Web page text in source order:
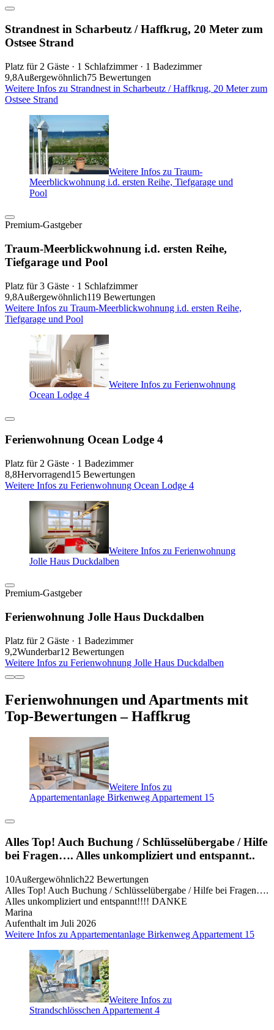
Strandnest in Scharbeutz / Haffkrug, 20 Meter zum
Ostsee Strand
Platz für 2 Gäste · 1 Schlafzimmer · 1 Badezimmer
9,8Außergewöhnlich75 Bewertungen
Weitere Infos zu Strandnest in Scharbeutz / Haffkrug, 20 Meter zum
Ostsee Strand
Weitere Infos zu Traum-
Meerblickwohnung i.d. ersten Reihe, Tiefgarage und
Pool
Premium-Gastgeber
Traum-Meerblickwohnung i.d. ersten Reihe,
Tiefgarage und Pool
Platz für 3 Gäste · 1 Schlafzimmer
9,8Außergewöhnlich119 Bewertungen
Weitere Infos zu Traum-Meerblickwohnung i.d. ersten Reihe,
Tiefgarage und Pool
Weitere Infos zu Ferienwohnung
Ocean Lodge 4
Ferienwohnung Ocean Lodge 4
Platz für 2 Gäste · 1 Badezimmer
8,8Hervorragend15 Bewertungen
Weitere Infos zu Ferienwohnung Ocean Lodge 4
Weitere Infos zu Ferienwohnung
Jolle Haus Duckdalben
Premium-Gastgeber
Ferienwohnung Jolle Haus Duckdalben
Platz für 2 Gäste · 1 Badezimmer
9,2Wunderbar12 Bewertungen
Weitere Infos zu Ferienwohnung Jolle Haus Duckdalben
Ferienwohnungen und Apartments mit
Top-Bewertungen – Haffkrug
Weitere Infos zu
Appartementanlage Birkenweg Appartement 15
Alles Top! Auch Buchung / Schlüsselübergabe / Hilfe
bei Fragen…. Alles unkompliziert und entspannt..
10Außergewöhnlich22 Bewertungen
Alles Top! Auch Buchung / Schlüsselübergabe / Hilfe bei Fragen….
Alles unkompliziert und entspannt!!!! DANKE
Marina
Aufenthalt im Juli 2026
Weitere Infos zu Appartementanlage Birkenweg Appartement 15
Weitere Infos zu
Strandschlösschen Appartement 4